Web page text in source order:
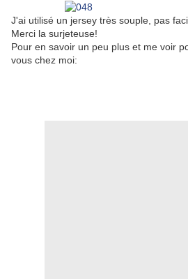
J'ai utilisé un jersey très souple, pas
Merci la surjeteuse!
Pour en savoir un peu plus et me voir
vous chez moi: